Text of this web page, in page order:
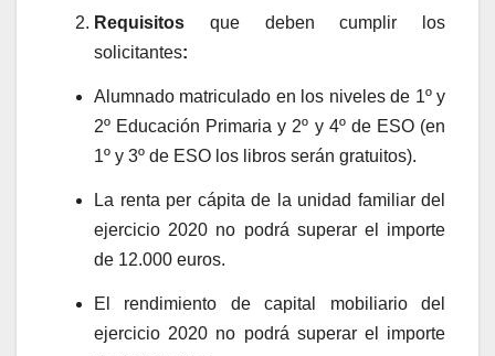
Requisitos que deben cumplir los
solicitantes:
Alumnado matriculado en los niveles de 1º y
2º Educación Primaria y 2º y 4º de ESO (en
1º y 3º de ESO los libros serán gratuitos).
La renta per cápita de la unidad familiar del
ejercicio 2020 no podrá superar el importe
de 12.000 euros.
El rendimiento de capital mobiliario del
ejercicio 2020 no podrá superar el importe